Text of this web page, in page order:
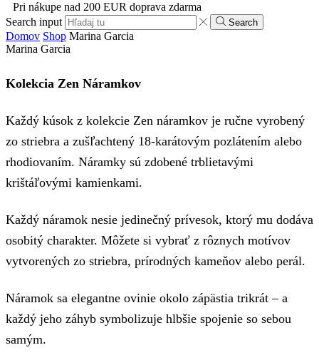
Pri nákupe nad 200 EUR doprava zdarma
Search input
Search
Domov Shop Marina Garcia
Marina Garcia
Kolekcia Zen Náramkov
Každý kúsok z kolekcie Zen náramkov je ručne vyrobený
zo striebra a zušľachtený 18-karátovým pozlátením alebo
rhodiovaním. Náramky sú zdobené trblietavými
krištáľovými kamienkami.
Každý náramok nesie jedinečný prívesok, ktorý mu dodáva
osobitý charakter. Môžete si vybrať z rôznych motívov
vytvorených zo striebra, prírodných kameňov alebo perál.
Náramok sa elegantne ovinie okolo zápästia trikrát – a
každý jeho záhyb symbolizuje hlbšie spojenie so sebou
samým.